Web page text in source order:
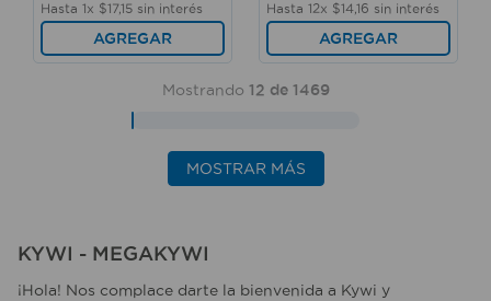
Hasta 1x $17,15 sin interés
AGREGAR
Hasta 12x $1416 sin interés
AGREGAR
Mostrando 12 de 1469
MOSTRAR MÁS
KYWI - MEGAKYWI
¡Hola! Nos complace darte la bienvenida a Kywi y